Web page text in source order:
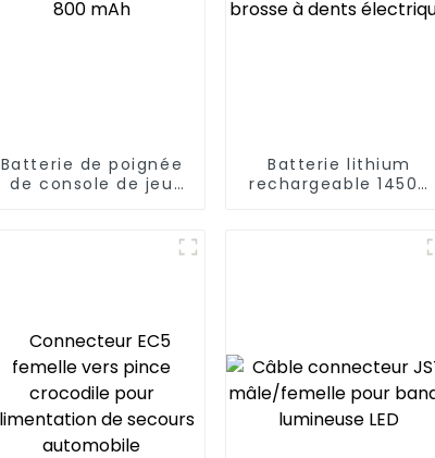
Batterie de poignée
de console de jeu
Batterie lithium
rechargeable 14500